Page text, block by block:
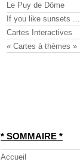
Le Puy de Dôme
If you like sunsets ...
Cartes Interactives
« Cartes à thèmes »
* SOMMAIRE *
Accueil